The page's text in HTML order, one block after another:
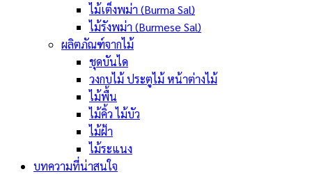
ไม้เต็งพม่า (Burma Sal)
ไม้รังพม่า (Burmese Sal)
ผลิตภัณฑ์จากไม้
ชุดบันได
วงกบไม้ ประตูไม้ หน้าต่างไม้
ไม้พื้น
ไม้คิ้ว ไม้บัว
ไม้ฝ้า
ไม้ระแนง
บทความที่น่าสนใจ